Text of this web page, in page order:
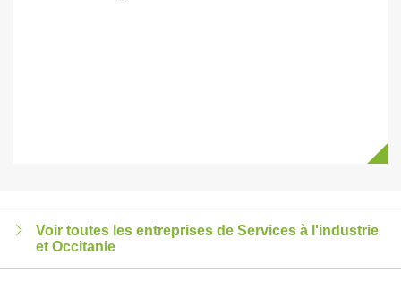
Voir toutes les entreprises de Services à l'industrie
et Occitanie